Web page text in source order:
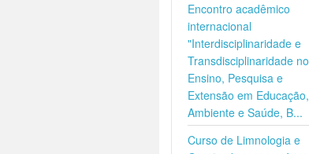
Encontro acadêmico
internacional
"Interdisciplinaridade e
Transdisciplinaridade no
Ensino, Pesquisa e
Extensão em Educação,
Ambiente e Saúde, B...
Curso de Limnologia e